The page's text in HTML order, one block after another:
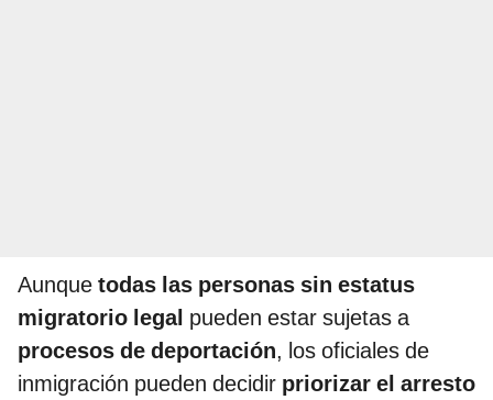
Aunque todas las personas sin estatus
migratorio legal pueden estar sujetas a
procesos de deportación, los oficiales de
inmigración pueden decidir priorizar el arresto